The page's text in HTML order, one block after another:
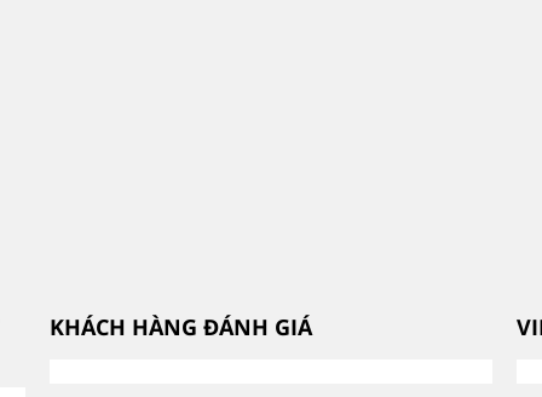
KHÁCH HÀNG ĐÁNH GIÁ